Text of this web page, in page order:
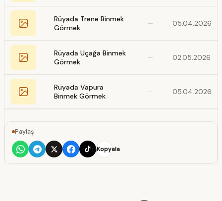
Rüyada Trene Binmek
Görmek
— 05.04.2026
Rüyada Uçağa Binmek
Görmek
— 02.05.2026
Rüyada Vapura
Binmek Görmek
— 05.04.2026
Paylaş
Kopyala